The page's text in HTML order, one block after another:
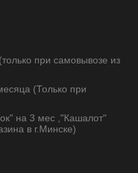
при самовывозе из
(Только при
на 3 мес ,"Кашалот"
в г.Минске)